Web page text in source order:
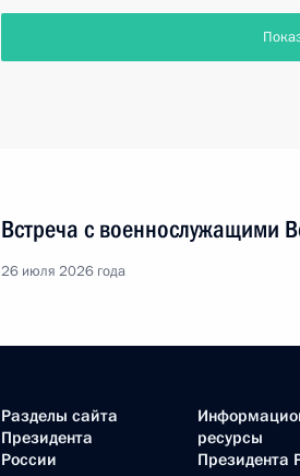
Встреча с военнослужащими
26 июля 2026 года
Разделы сайта
Президента
России
ресурсы
Президента